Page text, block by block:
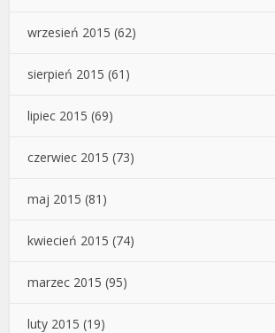
wrzesień 2015 (62)
sierpień 2015 (61)
lipiec 2015 (69)
czerwiec 2015 (73)
maj 2015 (81)
kwiecień 2015 (74)
marzec 2015 (95)
luty 2015 (19)